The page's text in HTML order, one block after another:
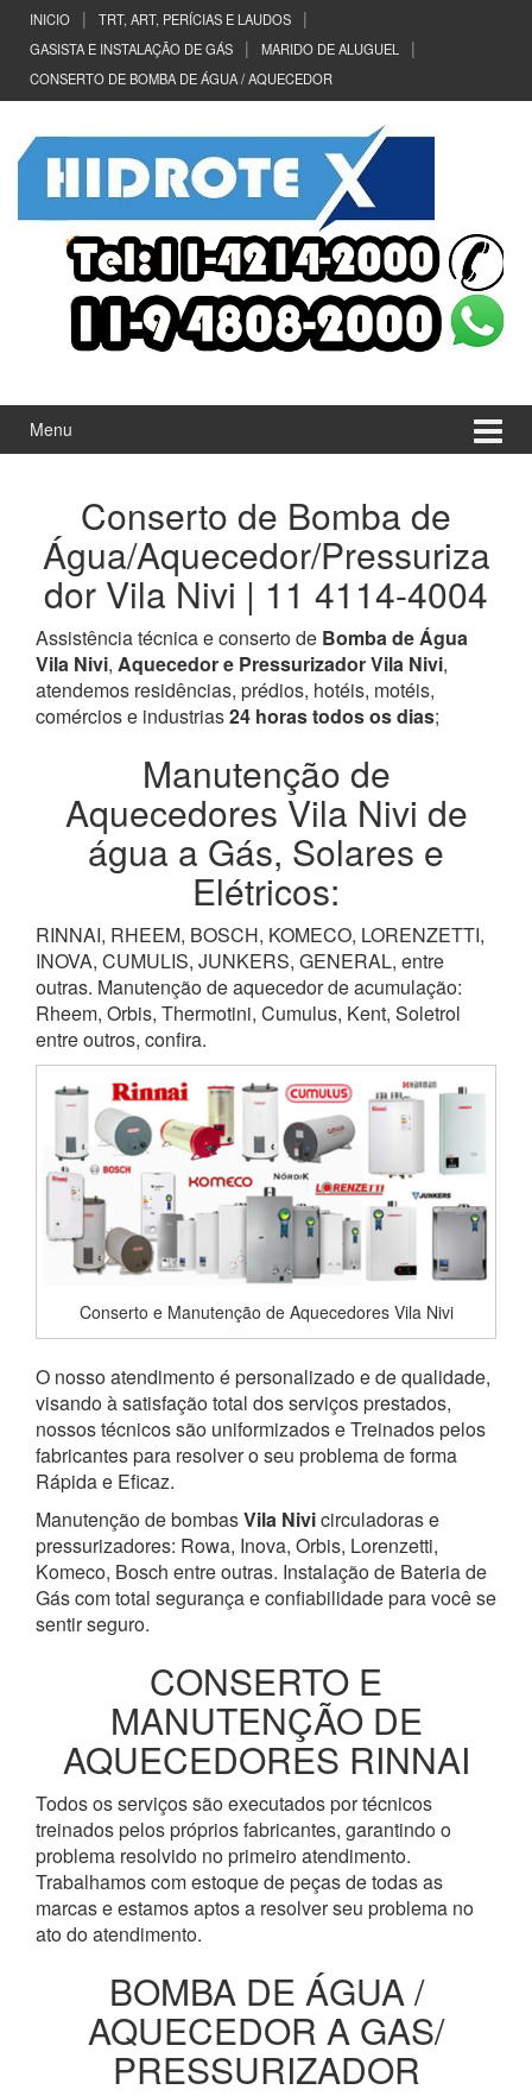
Conteúdo
Pular
menu
principal
INICIO
TRT, ART, PERÍCIAS E LAUDOS
GASISTA E INSTALAÇÃO DE GÁS
MARIDO DE ALUGUEL
CONSERTO DE BOMBA DE ÁGUA / AQUECEDOR
Menu
Conserto de Bomba de
Água/Aquecedor/Pressuriza
dor Vila Nivi | 11 4114-4004
Assistência técnica e conserto de Bomba de Água
Vila Nivi, Aquecedor e Pressurizador Vila Nivi,
atendemos residências, prédios, hotéis, motéis,
comércios e industrias24 horas todos os dias;
Manutenção de
Aquecedores Vila Nivi de
água a Gás, Solares e
Elétricos:
RINNAI, RHEEM, BOSCH, KOMECO, LORENZETTI,
INOVA, CUMULIS, JUNKERS, GENERAL, entre
outras. Manutenção de aquecedor de acumulação:
Rheem, Orbis, Thermotini, Cumulus, Kent, Soletrol
entre outros, confira.
Conserto e Manutenção de Aquecedores Vila Nivi
O nosso atendimento é personalizado e de qualidade,
visando à satisfação total dos serviços prestados,
nossos técnicos são uniformizados e Treinados pelos
fabricantes para resolver o seu problema de forma
Rápida e Eficaz.
Manutenção de bombasVila Nivicirculadoras e
pressurizadores: Rowa, Inova, Orbis, Lorenzetti,
Komeco, Bosch entre outras. Instalação de Bateria de
Gás com total segurança e confiabilidade para você se
sentir seguro.
CONSERTO E
MANUTENÇÃO DE
AQUECEDORES RINNAI
Todos os serviços são executados por técnicos
treinados pelos próprios fabricantes, garantindo o
problema resolvido no primeiro atendimento.
Trabalhamos com estoque de peças de todas as
marcas e estamos aptos a resolver seu problema no
ato do atendimento.
BOMBA DE ÁGUA /
AQUECEDOR A GAS/
PRESSURIZADOR